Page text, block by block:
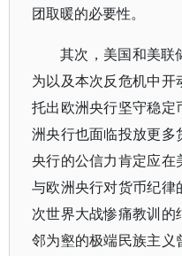
团取暖的必要性。
其次，美国和美联
为以及本次反危机中
托出欧洲央行坚守稳定
洲央行也面临投放更多
央行的公信力肯定应在
与欧洲央行对货币纪
次世界大战惨痛教训
邻为壑的极端民族主